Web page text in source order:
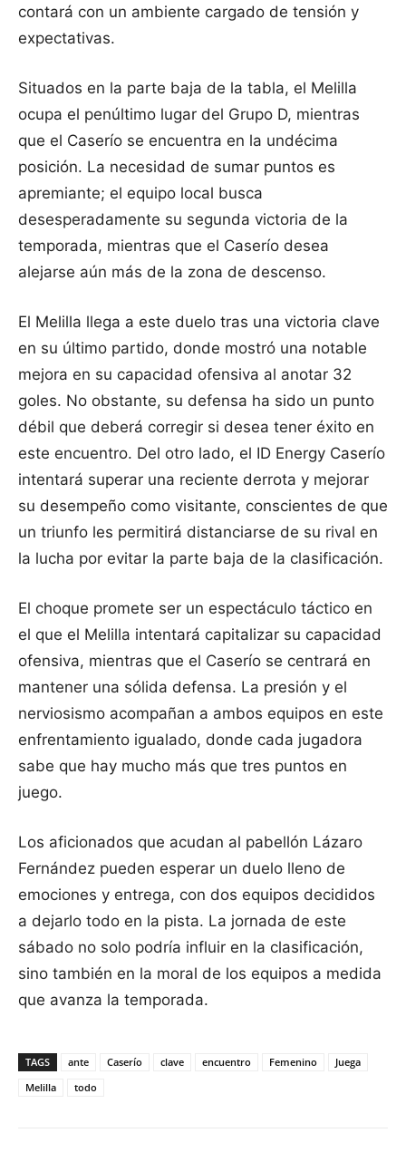
contará con un ambiente cargado de tensión y
expectativas.
Situados en la parte baja de la tabla, el Melilla
ocupa el penúltimo lugar del Grupo D, mientras
que el Caserío se encuentra en la undécima
posición. La necesidad de sumar puntos es
apremiante; el equipo local busca
desesperadamente su segunda victoria de la
temporada, mientras que el Caserío desea
alejarse aún más de la zona de descenso.
El Melilla llega a este duelo tras una victoria clave
en su último partido, donde mostró una notable
mejora en su capacidad ofensiva al anotar 32
goles. No obstante, su defensa ha sido un punto
débil que deberá corregir si desea tener éxito en
este encuentro. Del otro lado, el ID Energy Caserío
intentará superar una reciente derrota y mejorar
su desempeño como visitante, conscientes de que
un triunfo les permitirá distanciarse de su rival en
la lucha por evitar la parte baja de la clasificación.
El choque promete ser un espectáculo táctico en
el que el Melilla intentará capitalizar su capacidad
ofensiva, mientras que el Caserío se centrará en
mantener una sólida defensa. La presión y el
nerviosismo acompañan a ambos equipos en este
enfrentamiento igualado, donde cada jugadora
sabe que hay mucho más que tres puntos en
juego.
Los aficionados que acudan al pabellón Lázaro
Fernández pueden esperar un duelo lleno de
emociones y entrega, con dos equipos decididos
a dejarlo todo en la pista. La jornada de este
sábado no solo podría influir en la clasificación,
sino también en la moral de los equipos a medida
que avanza la temporada.
TAGS ante Caserío clave encuentro Femenino
Juega
Melilla
todo